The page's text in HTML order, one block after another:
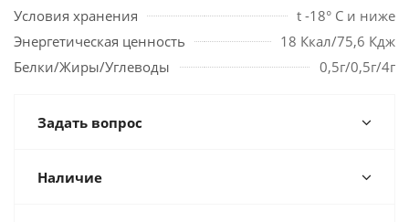
Условия хранения
t -18° С и ниже
Энергетическая ценность
18 Ккал/75,6 Кдж
Белки/Жиры/Углеводы
0,5г/0,5г/4г
Задать вопрос
Наличие